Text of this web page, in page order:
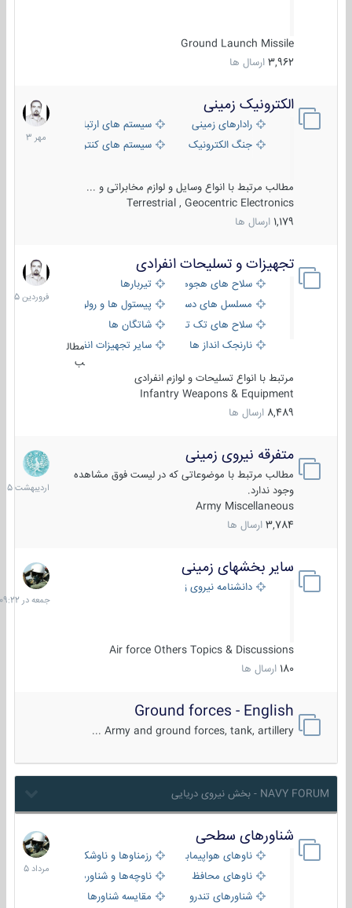
Ground Launch Missile
3,962 ارسال ها
الکترونیک زمینی
رادارهای زمینی
سیستم های ارتباطی و جمع آوری
جنگ الکترونیک
سیستم های کنترل آتش و تجهیزات
مطالب مرتبط با انواع وسایل و لوازم مخابراتی و ...
Terrestrial , Geocentric Electronics
1,179 ارسال ها
1
مهر
1403
تجهیزات و تسلیحات انفرادی
سلاح های هجومی
تیربارها
مسلسل های دستی
پیستول ها و رولورها
سلاح های تک تیر اندازیشاتگان ها
نارنجک انداز ها
سایر تجهیزات انفرادی
مطال
ب
مرتبط با انواع تسلیحات و لوازم انفرادی
Infantry Weapons & Equipment
8,489 ارسال ها
17
فروردین
1405
متفرقه نیروی زمینی
مطالب مرتبط با موضوعاتی که در لیست فوق مشاهده
وجود ندارد.
Army Miscellaneous
3,784 ارسال ها
27
1405
سایر بخشهای زمینی
دانشنامه نیروی زمینی
Air force Others Topics & Discussions
180 ارسال ها
جمعه
در
09:22
Ground forces - English
Army and ground forces, tank, artillery ...
NAVY FORUM - بخش نیروی دریایی
شناورهای سطحی
ناوهای هواپیمابر و بالگرد بررزمناوها و ناوشکن‌ها
ناوهای محافظ
ناوچه‌ها و شناورهای گشتی
شناورهای تندرو
مقایسه شناورها
2
مرداد
1405